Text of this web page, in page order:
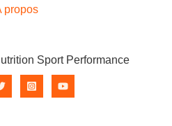
propos
Sport Performance